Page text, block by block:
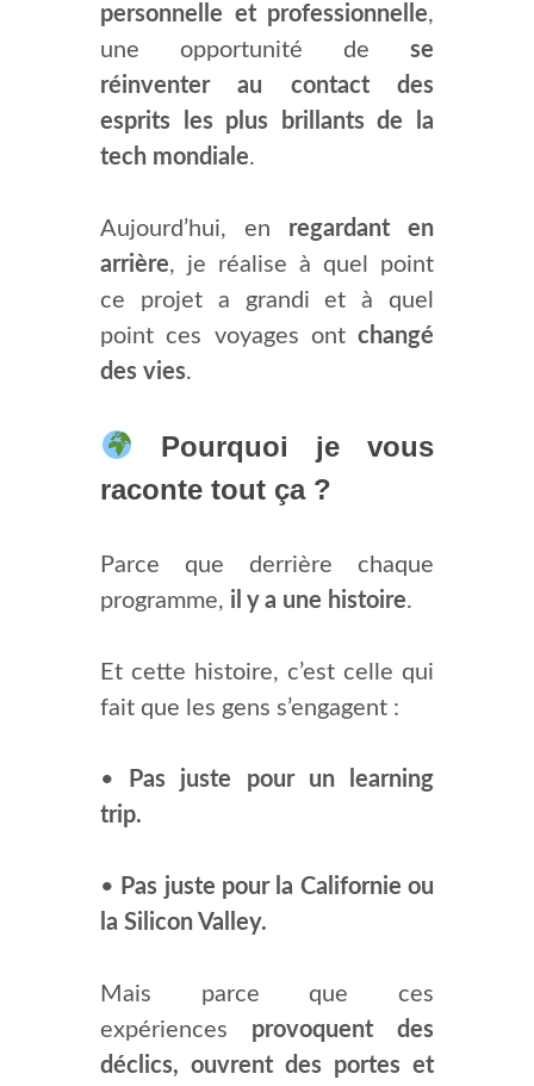
personnelle et professionnelle,
une opportunité de se
réinventer au contact des
esprits les plus brillants de la
tech mondiale.
Aujourd’hui, en regardant en
arrière, je réalise à quel point
ce projet a grandi et à quel
point ces voyages ont changé
des vies.
Pourquoi je vous
raconte tout ça ?
Parce que derrière chaque
programme, il y a une histoire.
Et cette histoire, c’est celle qui
fait que les gens s’engagent :
•
Pas juste pour un learning
trip.
• Pas juste pour la Californie ou
la Silicon Valley.
Mais parce que ces
expériences provoquent des
déclics, ouvrent des portes et